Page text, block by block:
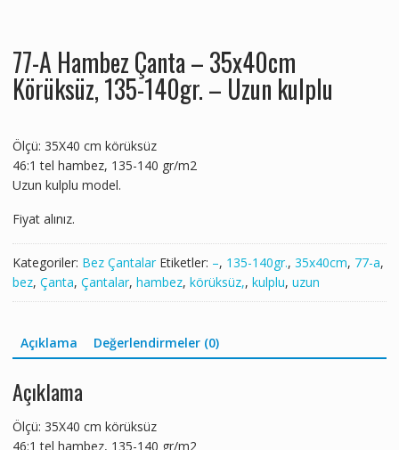
77-A Hambez Çanta – 35x40cm
Körüksüz, 135-140gr. – Uzun kulplu
Ölçü: 35X40 cm körüksüz
46:1 tel hambez, 135-140 gr/m2
Uzun kulplu model.
Fiyat alınız.
Kategoriler: Bez Çantalar Etiketler: –, 135-140gr., 35x40cm, 77-a,
bez, Çanta, Çantalar, hambez, körüksüz,, kulplu, uzun
Açıklama Değerlendirmeler (0)
Açıklama
Ölçü: 35X40 cm körüksüz
46:1 tel hambez, 135-140 gr/m2